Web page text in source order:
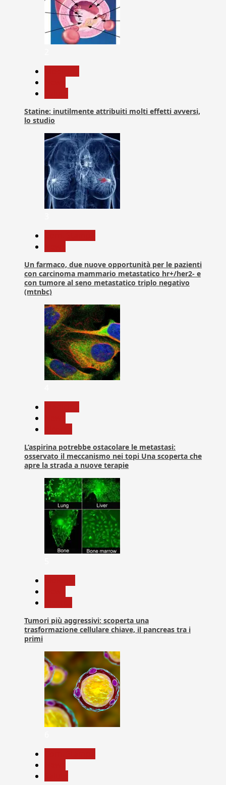
Statine: inutilmente attribuiti molti effetti avversi,
lo studio
Un farmaco, due nuove opportunità per le pazienti
con carcinoma mammario metastatico hr+/her2- e
con tumore al seno metastatico triplo negativo
(mtnbc)
L’aspirina potrebbe ostacolare le metastasi:
osservato il meccanismo nei topi Una scoperta che
apre la strada a nuove terapie
Tumori più aggressivi: scoperta una
trasformazione cellulare chiave, il pancreas tra i
primi